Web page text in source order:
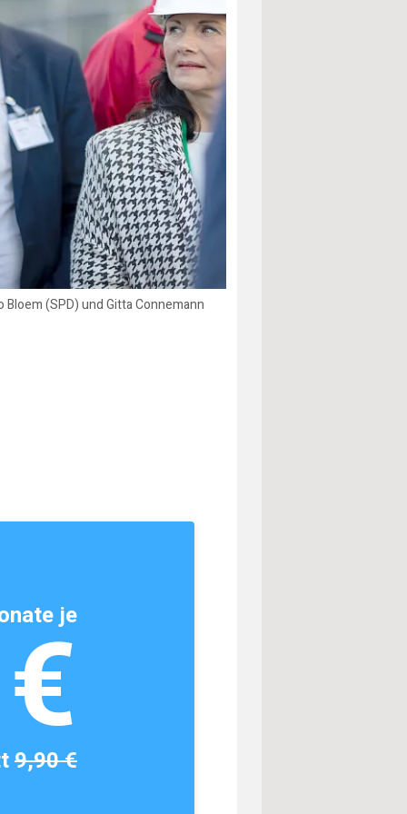
(SPD) und Gitta Connemann
je
9,90 €